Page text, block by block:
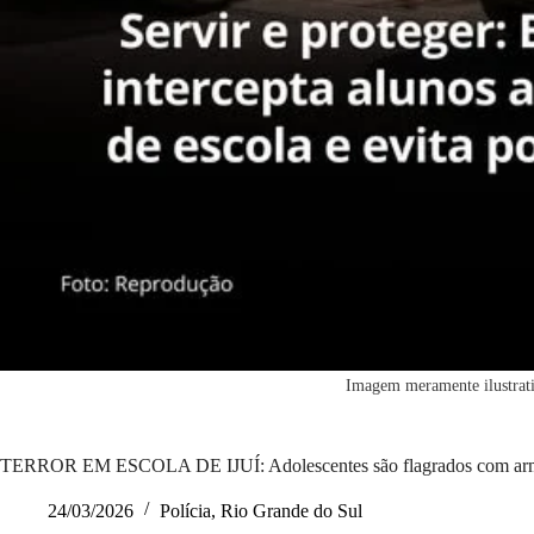
Imagem meramente
TERROR EM ESCOLA DE IJUÍ: Adolescentes são flagrados com
24/03/2026 Polícia, Rio Grande do Sul